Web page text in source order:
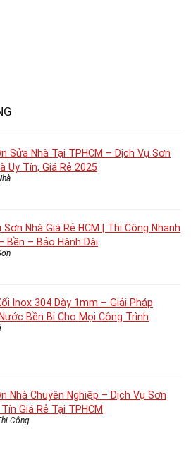
Sửa Nhà Tại TPHCM – Dịch Vụ Sơn
Uy Tín, Giá Rẻ 2025
Sơn Nhà Giá Rẻ HCM | Thi Công Nhanh
Bền – Bảo Hành Dài
Inox 304 Dày 1mm – Giải Pháp
Bền Bỉ Cho Mọi Công Trình
Nhà Chuyên Nghiệp – Dịch Vụ Sơn
Tín Giá Rẻ Tại TPHCM
Công